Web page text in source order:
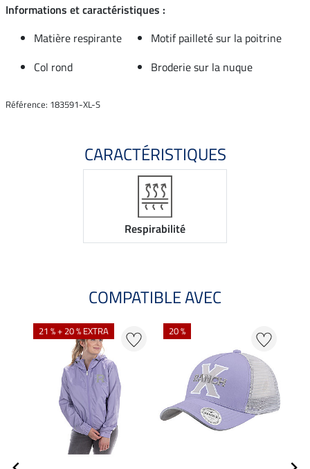
Informations et caractéristiques :
Matière respirante
Motif pailleté sur la poitrine
Col rond
Broderie sur la nuque
Référence: 183591-XL-S
CARACTÉRISTIQUES
Respirabilité
COMPATIBLE AVEC
21 % + 20 % EXTRA 20 %